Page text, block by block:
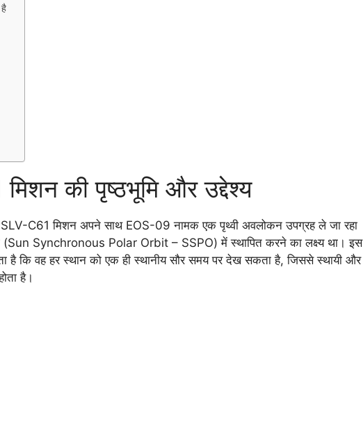
की पृष्ठभूमि और उद्देश्य
PSLV-C61 मिशन अपने साथ EOS-09 नामक एक पृथ्वी अवलोकन उपग्रह ले जा रहा
(Sun Synchronous Polar Orbit – SSPO) में स्थापित करने का लक्ष्य था। इस
है कि वह हर स्थान को एक ही स्थानीय सौर समय पर देख सकता है, जिससे स्थायी और
है।